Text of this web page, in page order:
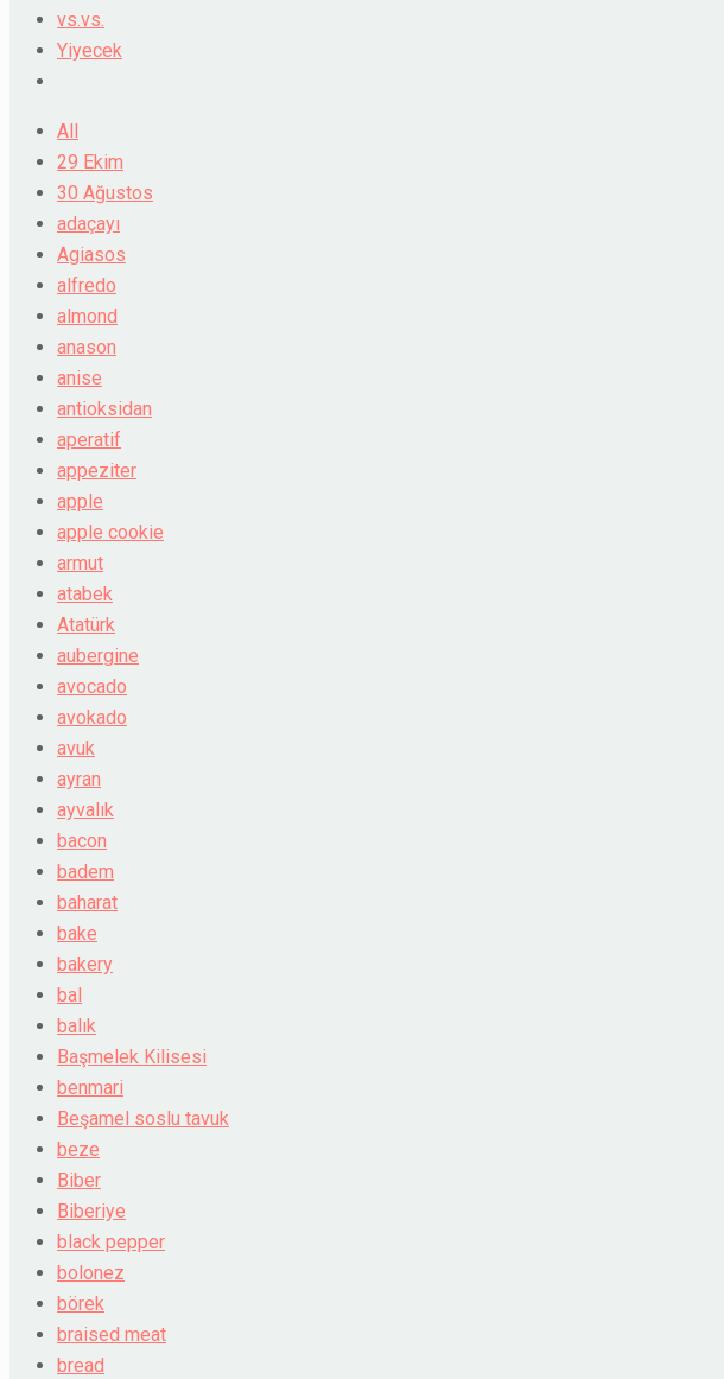
vs.vs.
Yiyecek
All
29 Ekim
30 Ağustos
adaçayı
Agiasos
alfredo
almond
anason
anise
antioksidan
aperatif
appeziter
apple
apple cookie
armut
atabek
Atatürk
aubergine
avocado
avokado
avuk
ayran
ayvalık
bacon
badem
baharat
bake
bakery
bal
balık
Başmelek Kilisesi
benmari
Beşamel soslu tavuk
beze
Biber
Biberiye
black pepper
bolonez
börek
braised meat
bread